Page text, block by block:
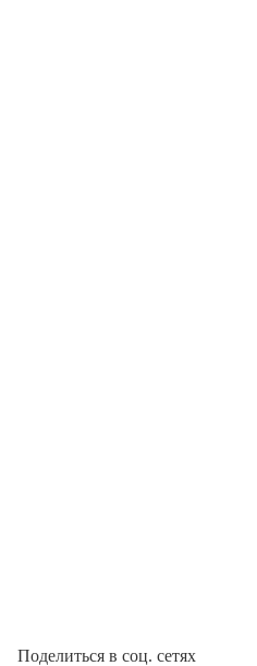
Поделиться в соц. сетях